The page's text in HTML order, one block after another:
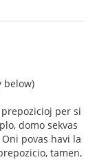
below)
per si
domo sekvas
povas havi la
tamen,